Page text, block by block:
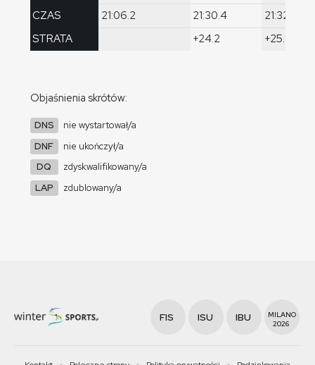
CZAS
STRATA
21:06.2
21:30.4
+24.2
21:32.0
+25.8
Objaśnienia skrótów:
DNS
nie wystartował/a
DNF
nie ukończył/a
DQ
zdyskwalifikowany/a
LAP
zdublowany/a
FIS ISU IBU
MILANO
2026